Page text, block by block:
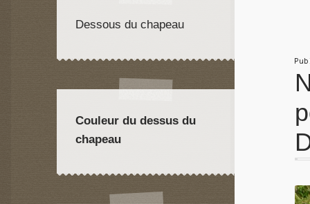
Dessous du chapeau
Couleur du dessus du
chapeau